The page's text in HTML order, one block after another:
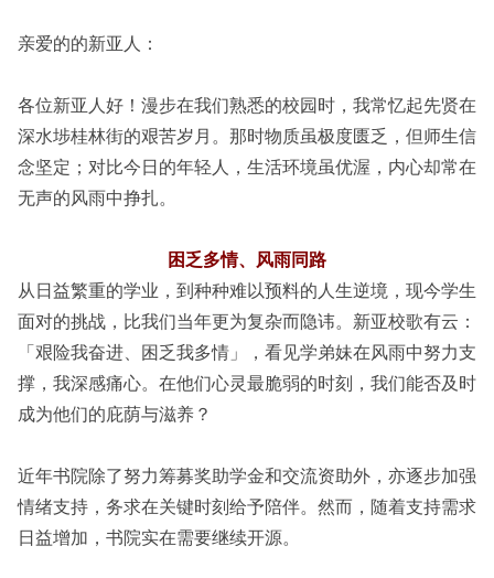
亲爱的的新亚人：
各位新亚人好！漫步在我们熟悉的校园时，我常忆起先贤在
深水埗桂林街的艰苦岁月。那时物质虽极度匮乏，但师生信
念坚定；对比今日的年轻人，生活环境虽优渥，内心却常在
无声的风雨中挣扎。
困乏多情、风雨同路
从日益繁重的学业，到种种难以预料的人生逆境，现今学生
面对的挑战，比我们当年更为复杂而隐讳。新亚校歌有云：
「艰险我奋进、困乏我多情」，看见学弟妹在风雨中努力支
撑，我深感痛心。在他们心灵最脆弱的时刻，我们能否及时
成为他们的庇荫与滋养？
近年书院除了努力筹募奖助学金和交流资助外，亦逐步加强
情绪支持，务求在关键时刻给予陪伴。然而，随着支持需求
日益增加，书院实在需要继续开源。